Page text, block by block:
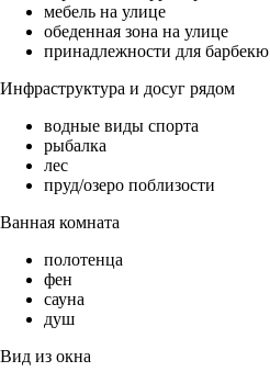
мебель на улице
обеденная зона на улице
принадлежности для барбекю
Инфраструктура и досуг рядом
водные виды спорта
рыбалка
лес
пруд/озеро поблизости
Ванная комната
полотенца
фен
сауна
душ
Вид из окна